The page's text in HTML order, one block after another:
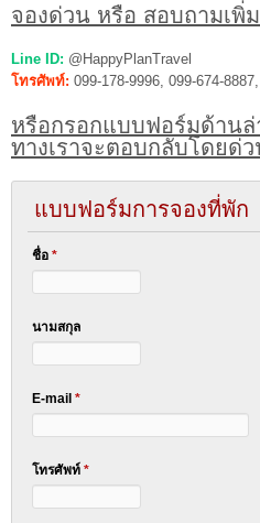
จองด่วน หรือ สอบถามเพิ่
Line ID: @HappyPlanTravel
โทรศัพท์: 099-178-9996, 099-674-
หรือกรอกแบบฟอร์มด้าน
ทางเราจะตอบกลับโดยด่ว
แบบฟอร์มการจองที่พัก
ชื่อ *
นามสกุล
E-mail *
โทรศัพท์ *